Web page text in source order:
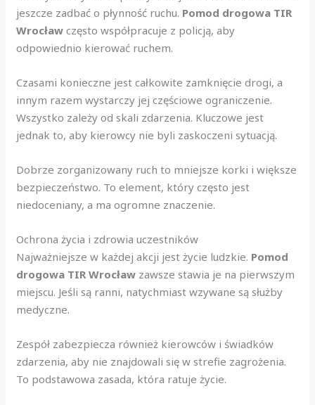
jeszcze zadbać o płynność ruchu. Pomod drogowa TIR
Wrocław często współpracuje z policją, aby
odpowiednio kierować ruchem.
Czasami konieczne jest całkowite zamknięcie drogi, a
innym razem wystarczy jej częściowe ograniczenie.
Wszystko zależy od skali zdarzenia. Kluczowe jest
jednak to, aby kierowcy nie byli zaskoczeni sytuacją.
Dobrze zorganizowany ruch to mniejsze korki i większe
bezpieczeństwo. To element, który często jest
niedoceniany, a ma ogromne znaczenie.
Ochrona życia i zdrowia uczestników
Najważniejsze w każdej akcji jest życie ludzkie. Pomod
drogowa TIR Wrocław zawsze stawia je na pierwszym
miejscu. Jeśli są ranni, natychmiast wzywane są służby
medyczne.
Zespół zabezpiecza również kierowców i świadków
zdarzenia, aby nie znajdowali się w strefie zagrożenia.
To podstawowa zasada, która ratuje życie.